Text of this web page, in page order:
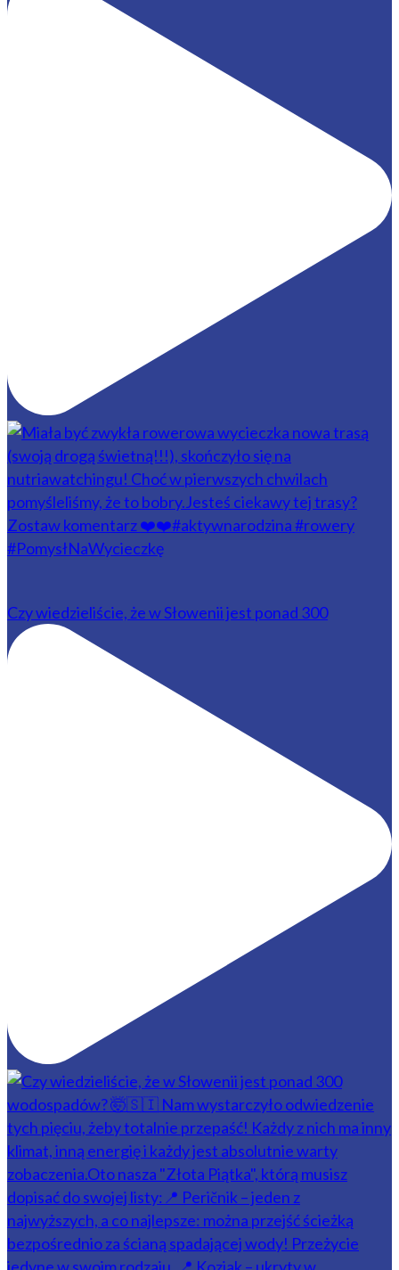
Czy wiedzieliście, że w Słowenii jest ponad 300